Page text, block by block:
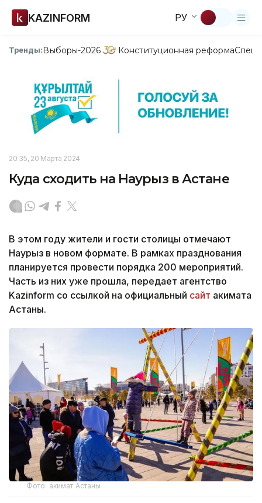
KAZINFORM РУ
Тренды:Выборы-2026 Конституционная реформа
20:35, 20 Марта 2024
Куда сходить на Наурыз в Астане
В этом году жители и гости столицы отмечают
Наурыз в новом формате. В рамках празднования
планируется провести порядка 200 мероприятий.
Часть из них уже прошла, передает агентство
Kazinform со ссылкой на официальный сайт акимата
Астаны.
Фото: акимат Астаны